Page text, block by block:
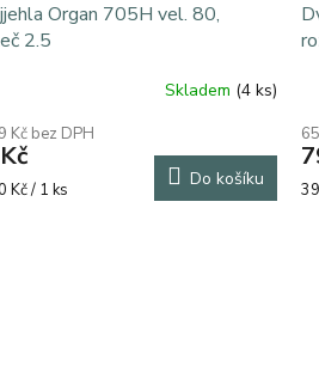
záruka 5 let + přídavný
Organ 705H vel. 80,
2.5
Skladem (4 ks)
Kč bez DPH
Kč / 1 ks Do košíku
je
5,0